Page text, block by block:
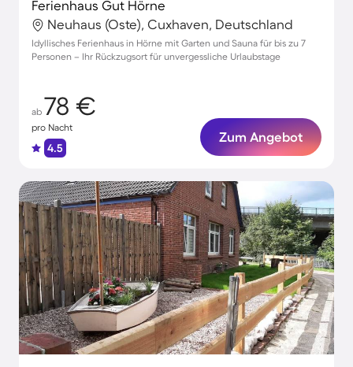
Ferienhaus Gut Hörne
Neuhaus (Oste), Cuxhaven, Deutschland
Idyllisches Ferienhaus in Hörne mit Garten und Sauna für bis zu 7
Personen – Ihr Rückzugsort für unvergessliche Urlaubstage
ab 78 €
pro Nacht
4.5
Zum Angebot